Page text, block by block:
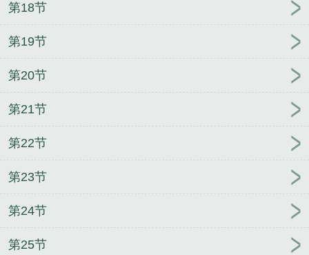
第18节
第19节
第20节
第21节
第22节
第23节
第24节
第25节